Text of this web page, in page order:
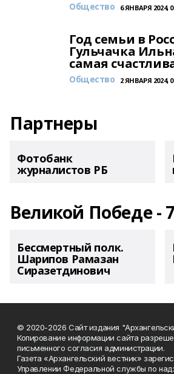
Общество 6 ЯНВАРЯ 2024,
Год семьи в
Гульчачка
самая
Общество 2 ЯНВАРЯ 2024,
Партнеры
Фотобанк
журналистов РБ
Великой Победе -
Бессмертный полк.
Шарипов Рамазан
Сиразетдинович
© 2020-2026 Сайт издания
Копирование информации сайта
письменного согласия администрации.
Газета «Архангельский вестник»
Управлении Федеральной службы по